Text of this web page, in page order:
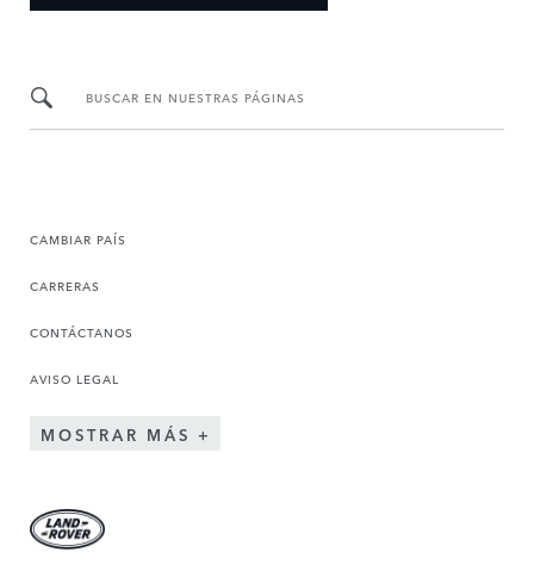
BUSCAR EN NUESTRAS PÁGINAS
CAMBIAR PAÍS
CARRERAS
CONTÁCTANOS
AVISO LEGAL
MOSTRAR MÁS